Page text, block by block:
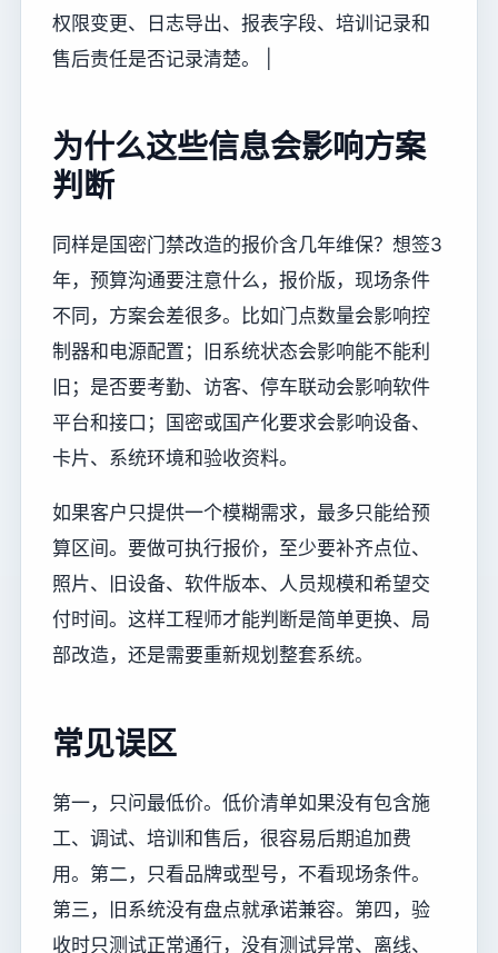
权限变更、日志导出、报表字段、培训记录和
售后责任是否记录清楚。 |
为什么这些信息会影响方案
判断
同样是国密门禁改造的报价含几年维保？想签3
年，预算沟通要注意什么，报价版，现场条件
不同，方案会差很多。比如门点数量会影响控
制器和电源配置；旧系统状态会影响能不能利
旧；是否要考勤、访客、停车联动会影响软件
平台和接口；国密或国产化要求会影响设备、
卡片、系统环境和验收资料。
如果客户只提供一个模糊需求，最多只能给预
算区间。要做可执行报价，至少要补齐点位、
照片、旧设备、软件版本、人员规模和希望交
付时间。这样工程师才能判断是简单更换、局
部改造，还是需要重新规划整套系统。
常见误区
第一，只问最低价。低价清单如果没有包含施
工、调试、培训和售后，很容易后期追加费
用。第二，只看品牌或型号，不看现场条件。
第三，旧系统没有盘点就承诺兼容。第四，验
收时只测试正常通行，没有测试异常、离线、